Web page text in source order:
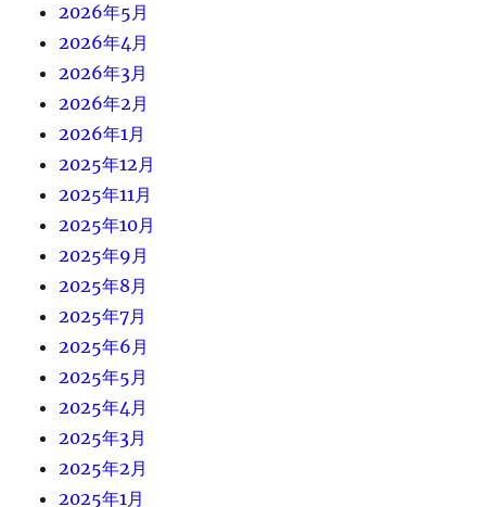
2026年5月
2026年4月
2026年3月
2026年2月
2026年1月
2025年12月
2025年11月
2025年10月
2025年9月
2025年8月
2025年7月
2025年6月
2025年5月
2025年4月
2025年3月
2025年2月
2025年1月